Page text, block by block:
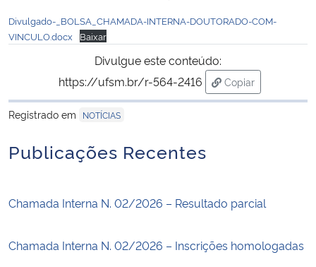
Controladoria-Geral da União
Ministério da Mulher, da Família e dos Direitos Humanos
Secretaria-Geral
Secretaria de Governo
Divulgado-_BOLSA_CHAMADA-INTERNA-DOUTORADO-COM-
VINCULO.docx
Baixar
Divulgue este conteúdo:
https://ufsm.br/r-564-2416
Copiar
para área de
Registrado em
NOTÍCIAS
Publicações Recentes
Chamada Interna N. 02/2026 – Resultado parcial
Chamada Interna N. 02/2026 – Inscrições homologadas